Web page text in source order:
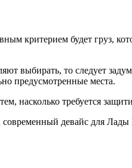
критерием будет груз,
выбирать, то следует
предусмотренные места.
насколько требуется
девайс для